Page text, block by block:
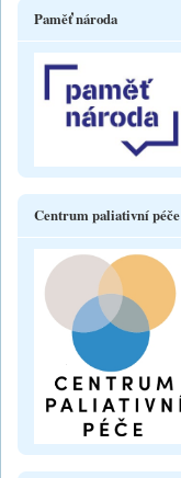
Paměť národa
Centrum paliativní péče